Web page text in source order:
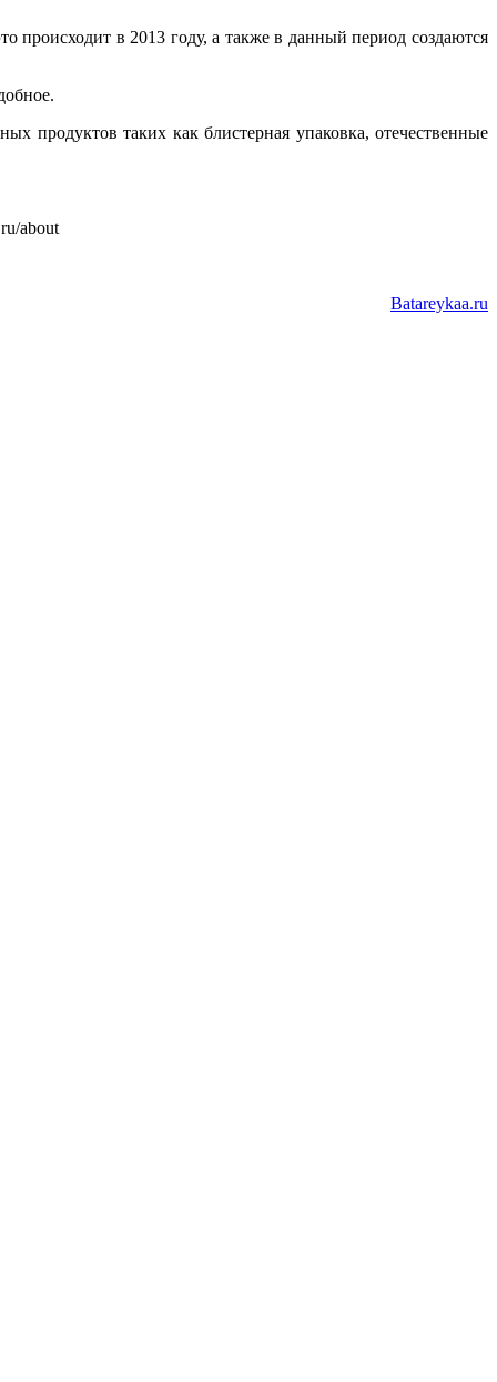
происходит в 2013 году, а также в данный период создаются
продуктов таких как блистерная упаковка, отечественные
about
Batareykaa.ru